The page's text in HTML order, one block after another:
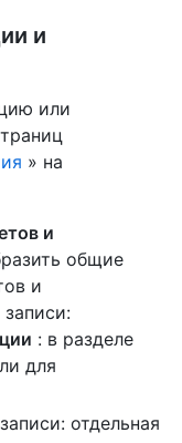
и
или
» на
и
общие
и
: в разделе
для
отдельная